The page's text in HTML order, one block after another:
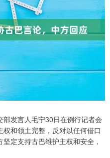
发言人毛宁30日在例行记者会
和领土完整，反对以任何借口
定支持古巴维护主权和安全，